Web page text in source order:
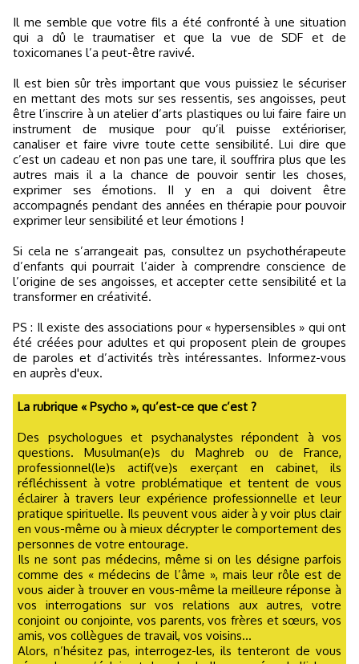
Il me semble que votre fils a été confronté à une situation
qui a dû le traumatiser et que la vue de SDF et de
toxicomanes l’a peut-être ravivé.
Il est bien sûr très important que vous puissiez le sécuriser
en mettant des mots sur ses ressentis, ses angoisses, peut
être l’inscrire à un atelier d’arts plastiques ou lui faire faire un
instrument de musique pour qu’il puisse extérioriser,
canaliser et faire vivre toute cette sensibilité. Lui dire que
c’est un cadeau et non pas une tare, il souffrira plus que les
autres mais il a la chance de pouvoir sentir les choses,
exprimer ses émotions. II y en a qui doivent être
accompagnés pendant des années en thérapie pour pouvoir
exprimer leur sensibilité et leur émotions !
Si cela ne s’arrangeait pas, consultez un psychothérapeute
d’enfants qui pourrait l’aider à comprendre conscience de
l’origine de ses angoisses, et accepter cette sensibilité et la
transformer en créativité.
PS : Il existe des associations pour « hypersensibles » qui ont
été créées pour adultes et qui proposent plein de groupes
de paroles et d’activités très intéressantes. Informez-vous
en auprès d'eux.
La rubrique « Psycho », qu’est-ce que c’est ?
Des psychologues et psychanalystes répondent à vos
questions. Musulman(e)s du Maghreb ou de France,
professionnel(le)s actif(ve)s exerçant en cabinet, ils
réfléchissent à votre problématique et tentent de vous
éclairer à travers leur expérience professionnelle et leur
pratique spirituelle. Ils peuvent vous aider à y voir plus clair
en vous-même ou à mieux décrypter le comportement des
personnes de votre entourage.
Ils ne sont pas médecins, même si on les désigne parfois
comme des « médecins de l’âme », mais leur rôle est de
vous aider à trouver en vous-même la meilleure réponse à
vos interrogations sur vos relations aux autres, votre
conjoint ou conjointe, vos parents, vos frères et sœurs, vos
amis, vos collègues de travail, vos voisins...
Alors, n’hésitez pas, interrogez-les, ils tenteront de vous